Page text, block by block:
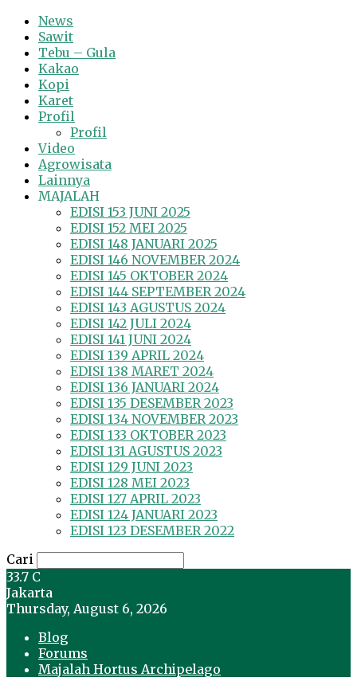
News
Sawit
Tebu – Gula
Kakao
Kopi
Karet
Profil
Profil
Video
Agrowisata
Lainnya
MAJALAH
EDISI 153 JUNI 2025
EDISI 152 MEI 2025
EDISI 148 JANUARI 2025
EDISI 146 NOVEMBER 2024
EDISI 145 OKTOBER 2024
EDISI 144 SEPTEMBER 2024
EDISI 143 AGUSTUS 2024
EDISI 142 JULI 2024
EDISI 141 JUNI 2024
EDISI 139 APRIL 2024
EDISI 138 MARET 2024
EDISI 136 JANUARI 2024
EDISI 135 DESEMBER 2023
EDISI 134 NOVEMBER 2023
EDISI 133 OKTOBER 2023
EDISI 131 AGUSTUS 2023
EDISI 129 JUNI 2023
EDISI 128 MEI 2023
EDISI 127 APRIL 2023
EDISI 124 JANUARI 2023
EDISI 123 DESEMBER 2022
Cari
33.7 C
Jakarta
Thursday, August 6, 2026
Blog
Forums
Majalah Hortus Archipelago